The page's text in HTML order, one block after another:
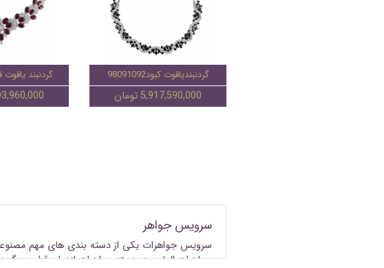
گردنبندیاقوت کبود98091092
5,917,590,000 تومان
گردنبند یاقوت
سرویس جواهر
سرویس جواهرات یکی از دسته بندی های مهم
جواهراتالماس در دسته جواهرات ازدواج قرار می